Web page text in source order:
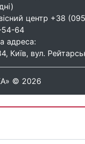
центр +38
64
адреса:
Київ, вул.
© 2026